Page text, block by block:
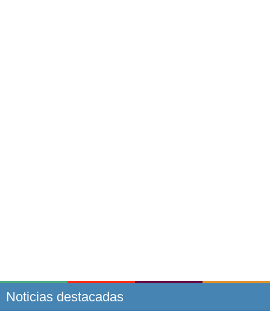
Noticias destacadas